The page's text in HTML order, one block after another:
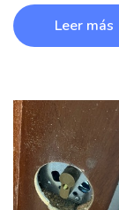
Leer más